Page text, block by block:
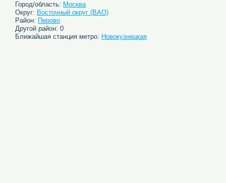
Город/область: Москва
Округ: Восточный округ (ВАО)
Район: Перово
Другой район: 0
Ближайшая станция метро: Новокузнецкая